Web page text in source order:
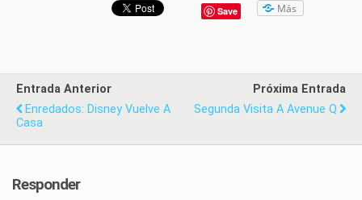
Save Más
Entrada Anterior
Enredados: Disney Vuelve A
Casa
Próxima Entrada
Segunda Visita A Avenue Q
Responder